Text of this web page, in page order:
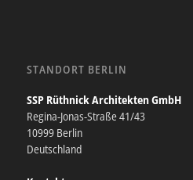
STANDORT BERLIN
SSP Rüthnick Architekten GmbH
Regina-Jonas-Straße 41/43
10999 Berlin
Deutschland